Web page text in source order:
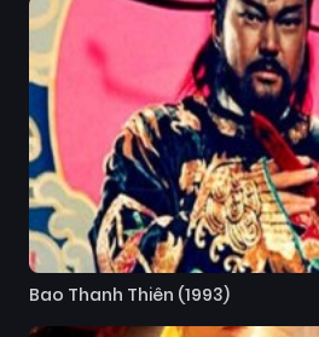
Bao Thanh Thiên (1993)